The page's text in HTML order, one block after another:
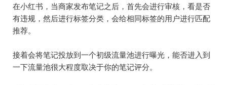
在小红书，当商家发布笔记之后，首先会进行审核，看是否
有违规，然后进行标签分类，会给相同标签的用户进行匹配
推荐。
接着会将笔记投放到一个初级流量池进行曝光，能否进入到
一下流量池很大程度取决于你的笔记评分。